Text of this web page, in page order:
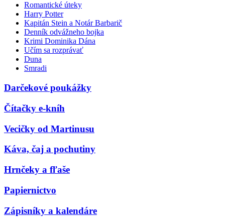
Romantické úteky
Harry Potter
Kapitán Stein a Notár Barbarič
Denník odvážneho bojka
Krimi Dominika Dána
Učím sa rozprávať
Duna
Smradi
Darčekové poukážky
Čítačky e-kníh
Vecičky od Martinusu
Káva, čaj a pochutiny
Hrnčeky a fľaše
Papiernictvo
Zápisníky a kalendáre